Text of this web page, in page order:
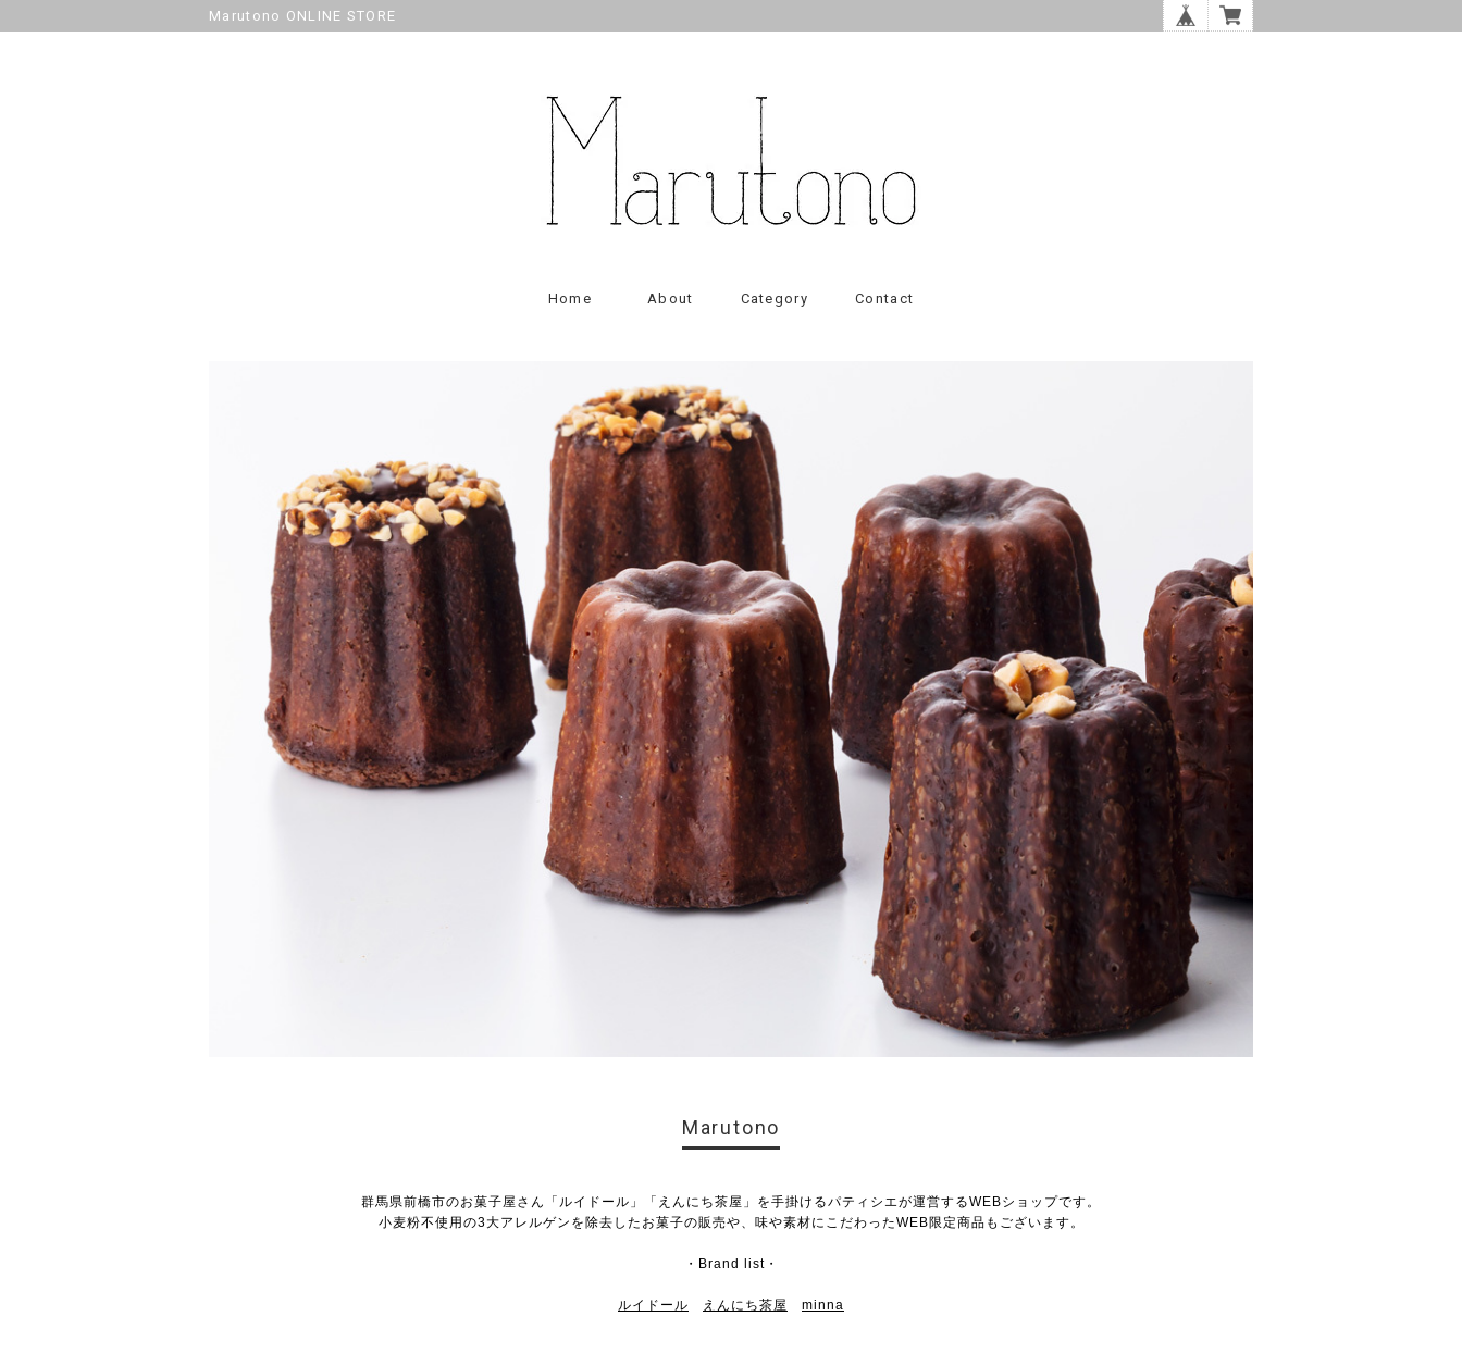
Marutono ONLINE STORE
Home About Category Contact
Marutono
群馬県前橋市のお菓子屋さん「ルイドール」「えんにち茶屋」を手掛けるパティシエが運営するWEBショップです。
小麦粉不使用の3大アレルゲンを除去したお菓子の販売や、味や素材にこだわったWEB限定商品もございます。
・Brand list・
ルイドール えんにち茶屋 minna